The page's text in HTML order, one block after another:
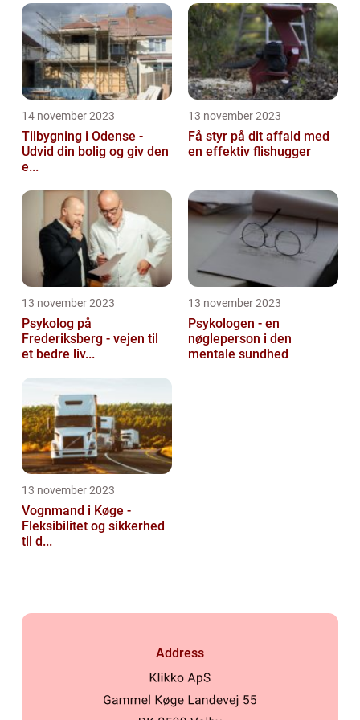
14 november 2023
Tilbygning i Odense -
Udvid din bolig og giv den
e...
13 november 2023
Få styr på dit affald med
en effektiv flishugger
13 november 2023
Psykolog på
Frederiksberg - vejen til
et bedre liv...
13 november 2023
Psykologen - en
nøgleperson i den
mentale sundhed
13 november 2023
Vognmand i Køge -
Fleksibilitet og sikkerhed
til d...
Address